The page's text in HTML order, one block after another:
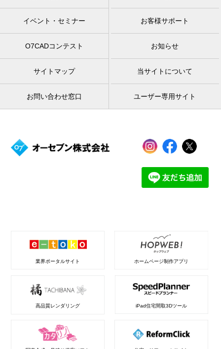
イベント・セミナー お客様サポート
O7CADコンテスト お知らせ
サイトマップ 当サイトについて
お問い合わせ窓口 ユーザー専用サイト
業界ポータルサイト ホームページ制作アプリ
高品質レンダリング iPad住宅間取3Dツール